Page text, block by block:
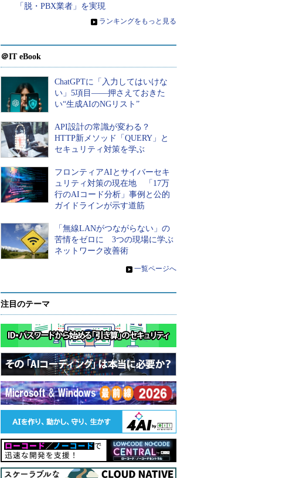
「脱・PBX業者」を実現
» ランキングをもっと見る
＠IT eBook
ChatGPTに「入力してはいけな
い」5項目――押さえておきた
い“生成AIのNGリスト”
API設計の常識が変わる？
HTTP新メソッド「QUERY」と
セキュリティ対策を学ぶ
フロンティアAIとサイバーセキ
ュリティ対策の現在地 「17万
行のAIコード分析」事例と公的
ガイドラインが示す道筋
「無線LANがつながらない」の
苦情をゼロに 3つの現場に学ぶ
ネットワーク改善術
» 一覧ページへ
注目のテーマ